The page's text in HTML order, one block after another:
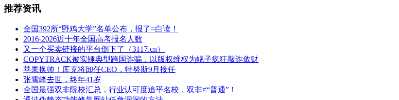
推荐资讯
全国392所“野鸡大学”名单公布，报了=白读！
2016-2026近十年全国高考报名人数
又一个买卖链接的平台倒下了（3117.cn）
COPYTRACK被实锤典型跨国诈骗，以版权维权为幌子疯狂敲诈敛财
苹果换帅！库克将卸任CEO，特努斯9月接任
张雪峰去世，终年41岁
全国最强双非院校汇总，行业认可度追平名校，双非≠“普通”！